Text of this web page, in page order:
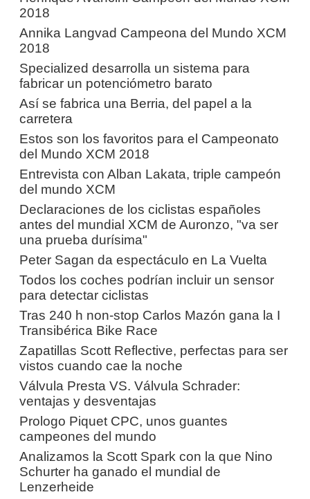
2018
Annika Langvad Campeona del Mundo XCM
2018
Specialized desarrolla un sistema para
fabricar un potenciómetro barato
Así se fabrica una Berria, del papel a la
carretera
Estos son los favoritos para el Campeonato
del Mundo XCM 2018
Entrevista con Alban Lakata, triple campeón
del mundo XCM
Declaraciones de los ciclistas españoles
antes del mundial XCM de Auronzo, "va ser
una prueba durísima"
Peter Sagan da espectáculo en La Vuelta
Todos los coches podrían incluir un sensor
para detectar ciclistas
Tras 240 h non-stop Carlos Mazón gana la I
Transibérica Bike Race
Zapatillas Scott Reflective, perfectas para ser
vistos cuando cae la noche
Válvula Presta VS. Válvula Schrader:
ventajas y desventajas
Prologo Piquet CPC, unos guantes
campeones del mundo
Analizamos la Scott Spark con la que Nino
Schurter ha ganado el mundial de
Lenzerheide